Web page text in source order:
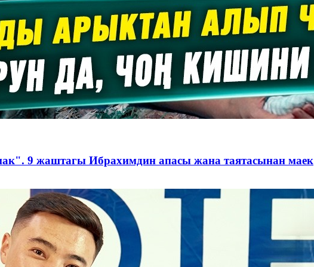
9 жаштагы Ибрахимдин апасы жана таятасынан маек